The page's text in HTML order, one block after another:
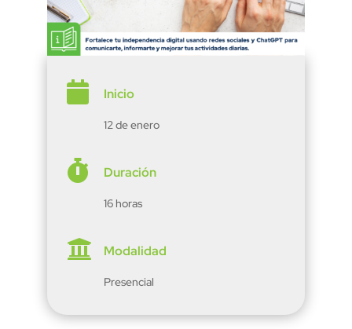
 Inicio
12 de enero
 Duración
16 horas
 Modalidad
Presencial